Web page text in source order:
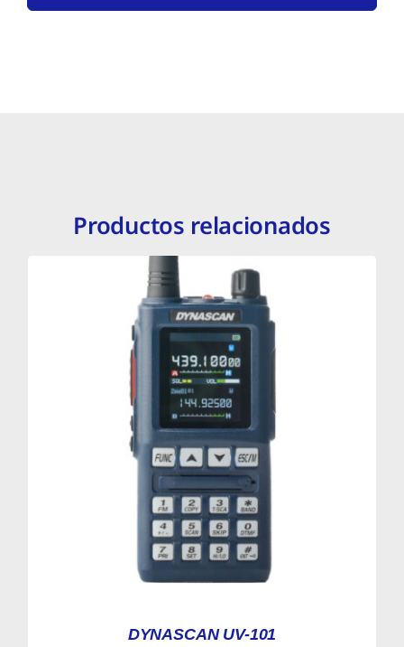
Productos relacionados
DYNASCAN UV-101